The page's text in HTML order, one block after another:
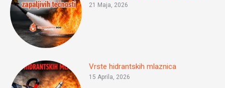
21 Maja, 2026
Vrste hidrantskih mlaznica
15 Aprila, 2026